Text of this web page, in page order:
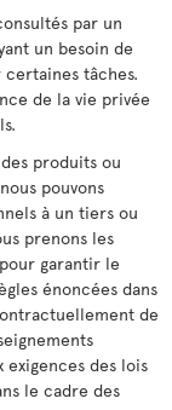
par un
un besoin de
tâches.
de la vie privée
produits ou
pouvons
à un tiers ou
prenons les
garantir le
énoncées dans
de
des lois
le cadre des